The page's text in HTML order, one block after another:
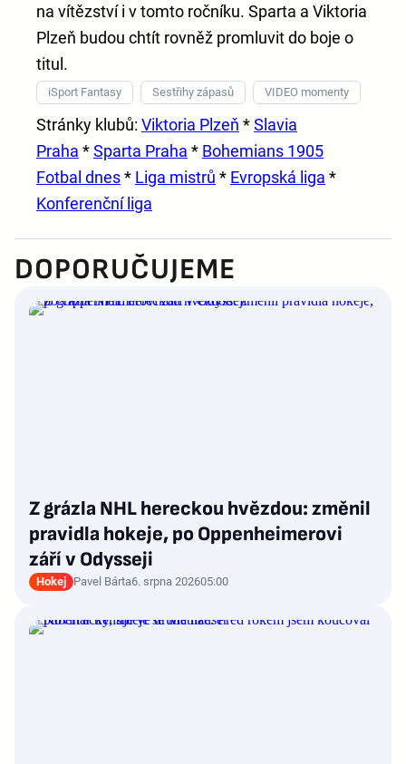
na vítězství i v tomto ročníku. Sparta a Viktoria
Plzeň budou chtít rovněž promluvit do boje o
titul.
iSport Fantasy Sestřihy zápasů VIDEO momenty
Stránky klubů: Viktoria Plzeň *Slavia
Praha *Sparta Praha * Bohemians 1905
Fotbal dnes* Liga mistrů * Evropská liga *
Konferenční liga
DOPORUČUJEME
Z grázla NHL hereckou hvězdou: změnil
pravidla hokeje, po Oppenheimerovi
září v Odysseji
Hokej Pavel Bárta6. srpna 202605:00